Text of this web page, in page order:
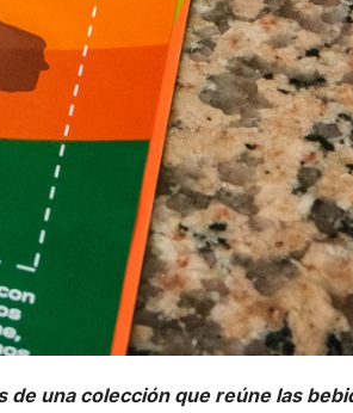
una colección que reúne las